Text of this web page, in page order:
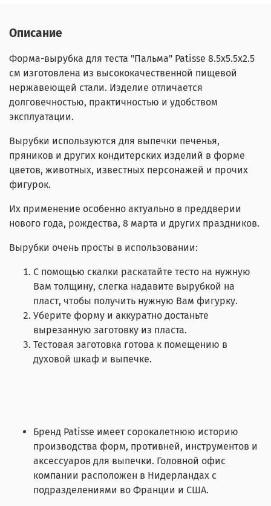
Описание
Форма-вырубка для теста "Пальма" Patisse 8.5х5.5х2.5
см изготовлена из высококачественной пищевой
нержавеющей стали. Изделие отличается
долговечностью, практичностью и удобством
эксплуатации.
Вырубки используются для выпечки печенья,
пряников и других кондитерских изделий в форме
цветов, животных, известных персонажей и прочих
фигурок.
Их применение особенно актуально в преддверии
нового года, рождества, 8 марта и других праздников.
Вырубки очень просты в использовании:
С помощью скалки раскатайте тесто на нужную
Вам толщину, слегка надавите вырубкой на
пласт, чтобы получить нужную Вам фигурку.
Уберите форму и аккуратно достаньте
вырезанную заготовку из пласта.
Тестовая заготовка готова к помещению в
духовой шкаф и выпечке.
Бренд Patisse имеет сорокалетнюю историю
производства форм, противней, инструментов и
аксессуаров для выпечки. Головной офис
компании расположен в Нидерландах с
подразделениями во Франции и США.